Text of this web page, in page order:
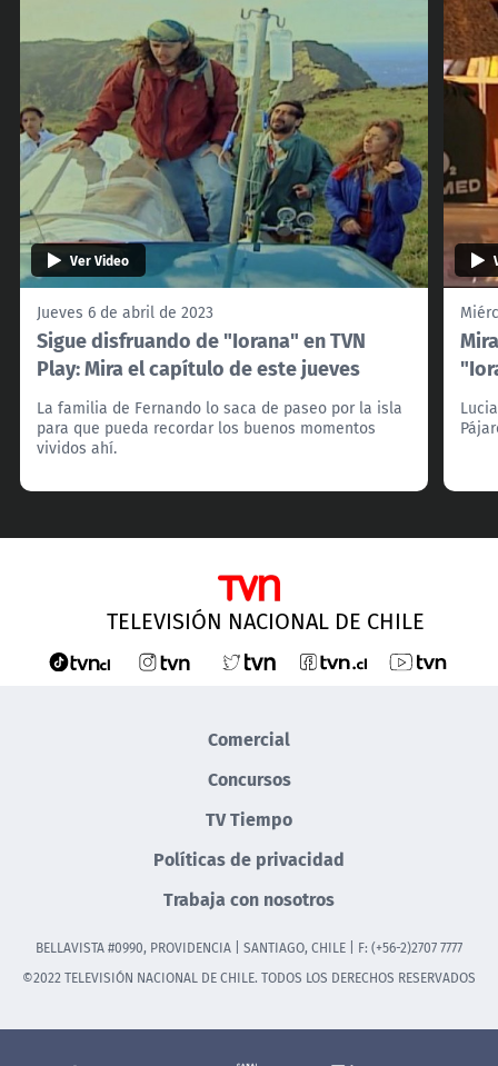
Ver Video
Jueves 6 de abril de 2023
Sigue disfruando de "Iorana" en TVN
Play: Mira el capítulo de este jueves
La familia de Fernando lo saca de paseo por la isla
para que pueda recordar los buenos momentos
vividos ahí.
TELEVISIÓN NACIONAL DE CHILE
Comercial
Concursos
TV Tiempo
Políticas de privacidad
Trabaja con nosotros
BELLAVISTA #0990, PROVIDENCIA | SANTIAGO, CHILE | F: (+56-2)2707 7777
©2022 TELEVISIÓN NACIONAL DE CHILE. TODOS LOS DERECHOS RESERVADOS